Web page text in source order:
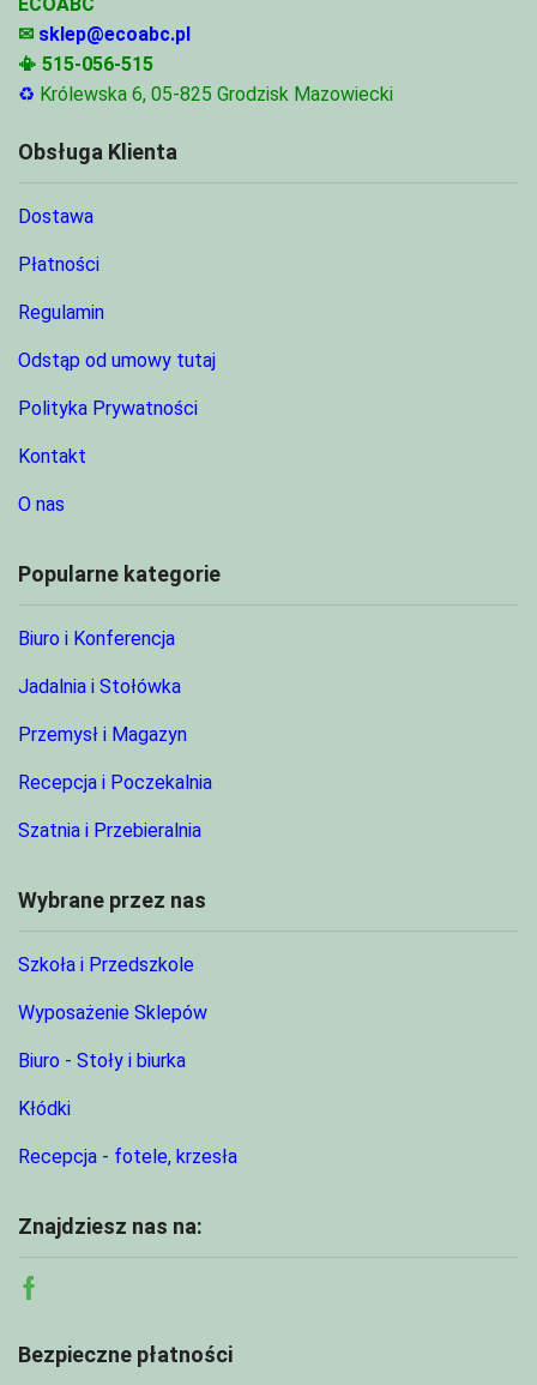
✉ sklep@ecoabc.pl
📳 515-056-515
♻ Królewska 6, 05-825 Grodzisk Mazowiecki
Obsługa Klienta
Dostawa
Płatności
Regulamin
Odstąp od umowy tutaj
Polityka Prywatności
Kontakt
O nas
Popularne kategorie
Biuro i Konferencja
Jadalnia i Stołówka
Przemysł i Magazyn
Recepcja i Poczekalnia
Szatnia i Przebieralnia
Wybrane przez nas
Szkoła i Przedszkole
Wyposażenie Sklepów
Biuro - Stoły i biurka
Kłódki
Recepcja - fotele, krzesła
Znajdziesz nas na:
Facebook
Bezpieczne płatności